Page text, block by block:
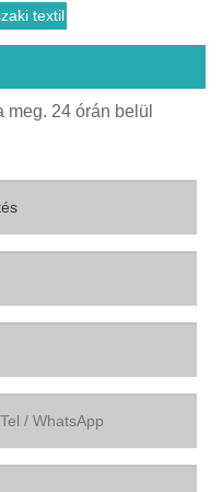
textil
24 órán belül